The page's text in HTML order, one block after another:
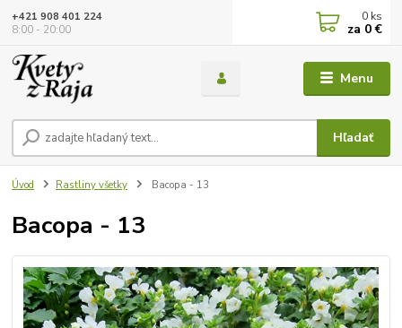
Menu
Hľadať
+421 908 401 224
8:00 - 20:00
0 ks
za 0 €
Úvod Rastliny všetky Bacopa - 13
Bacopa - 13